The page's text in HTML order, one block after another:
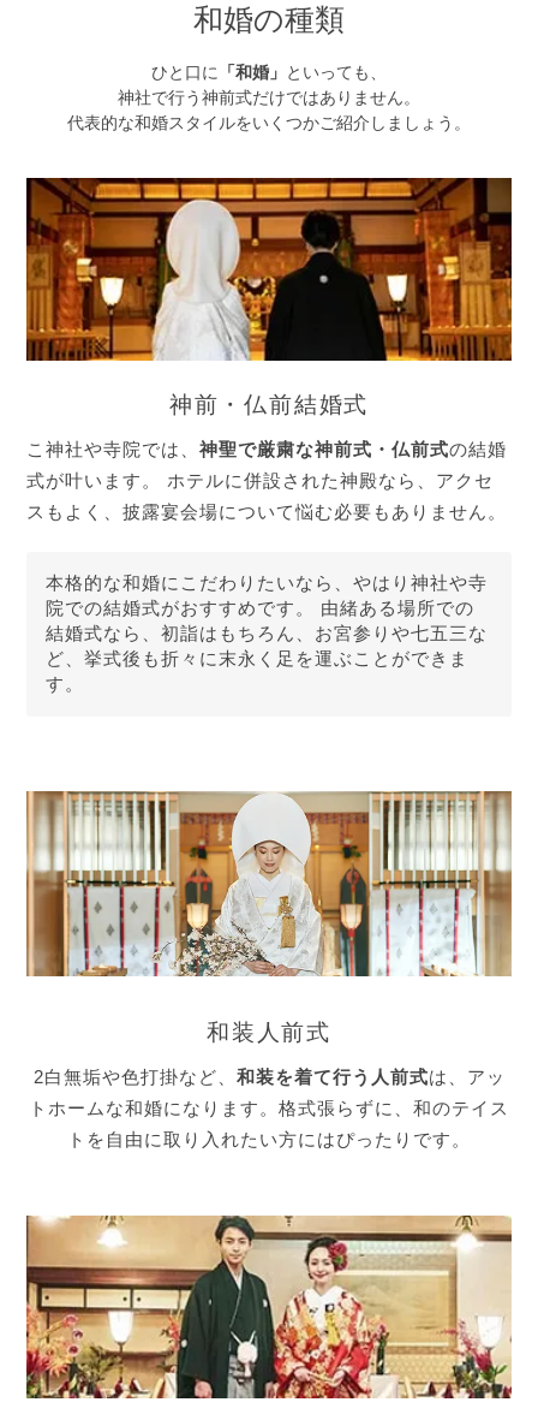
和婚の種類
ひと口に 「和婚」 といっても、
神社で行う神前式だけではありません。
代表的な和婚スタイルをいくつかご紹介しましょう。
神前・仏前結婚式
こ神社や寺院では、神聖で厳粛な神前式・仏前式の結婚
式が叶います。 ホテルに併設された神殿なら、アクセ
スもよく、披露宴会場について悩む必要もありません。
本格的な和婚にこだわりたいなら、やはり神社や寺
院での結婚式がおすすめです。 由緒ある場所での
結婚式なら、初詣はもちろん、お宮参りや七五三な
ど、挙式後も折々に末永く足を運ぶことができま
す。
和装人前式
2白無垢や色打掛など、 和装を着て行う人前式は、アッ
トホームな和婚になります。格式張らずに、和のテイス
トを自由に取り入れたい方にはぴったりです。